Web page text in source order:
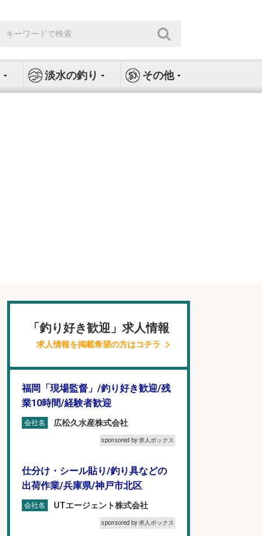
索:
淡水の釣り その他
「釣り好き歓迎」求人情報
求人情報を掲載希望の方はコチラ
福岡「現場監督」/釣り好き歓迎/残
業10時間/経験者歓迎
会社名 広松久水産株式会社
sponsored by 求人ボックス
仕分け・シール貼り/釣り具などの
出荷作業/兵庫県/神戸市北区
会社名 UTエージェント株式会社
sponsored by 求人ボックス